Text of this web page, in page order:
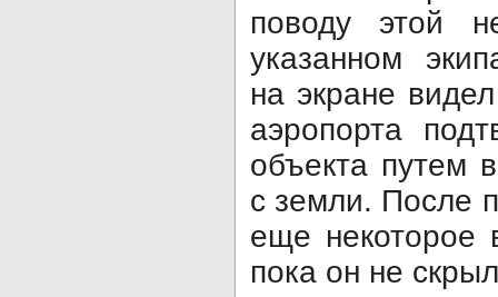
поводу этой
указанном
на экране
аэропорта
объекта путем
с земли. После
еще некоторое
пока он не